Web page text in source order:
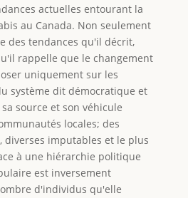
actuelles entourant la
au Canada. Non seulement
des tendances qu'il décrit,
rappelle que le changement
uniquement sur les
système dit démocratique et
source et son véhicule
locales; des
diverses imputables et le plus
à une hiérarchie politique
est inversement
d'individus qu'elle